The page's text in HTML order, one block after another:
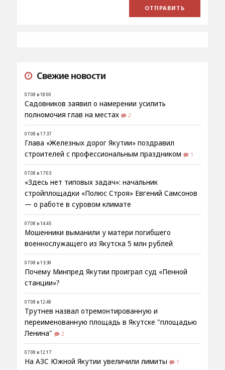
Свежие новости
07.08 в 18:00
Садовников заявил о намерении усилить
полномочия глав на местах
2
07.08 в 17:37
Глава «Железных дорог Якутии» поздравил
строителей с профессиональным праздником
1
07.08 в 17:03
«Здесь нет типовых задач»: начальник
стройплощадки «Полюс Строя» Евгений Самсонов
— о работе в суровом климате
07.08 в 14:45
Мошенники выманили у матери погибшего
военнослужащего из Якутска 5 млн рублей
07.08 в 13:30
Почему Минпред Якутии проиграл суд «Пенной
станции»?
07.08 в 12:48
Трутнев назвал отремонтированную и
переименованную площадь в Якутске "площадью
Ленина"
2
07.08 в 12:17
На АЗС Южной Якутии увеличили лимиты 1